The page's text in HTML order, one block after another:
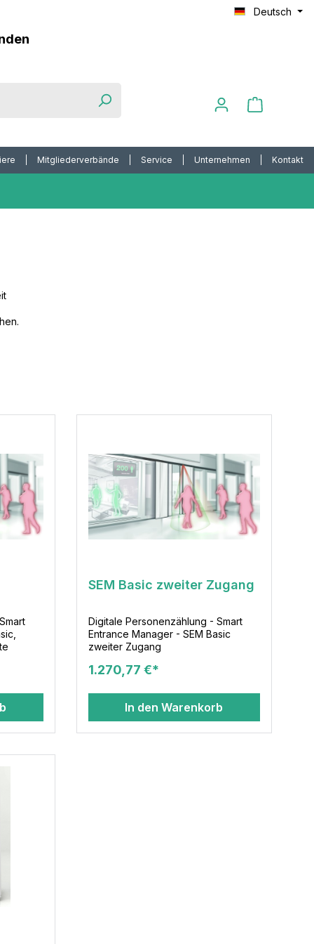
Deutsch
Mitgliederverbände Service Unternehmen Kontakt
SEM Basic zweiter Zugang
Digitale Personenzählung - Smart
Entrance Manager - SEM Basic
zweiter Zugang
1.270,77 €*
In den Warenkorb